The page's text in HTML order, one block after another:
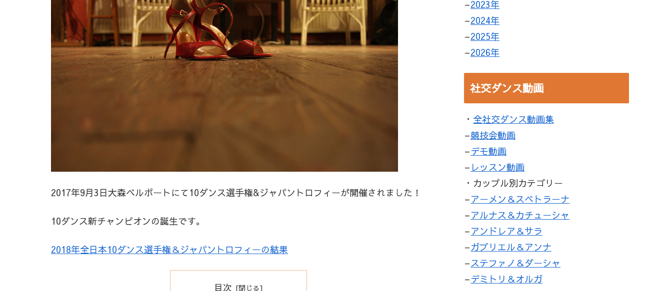
2017年9月3日大森ベルポートにて10ダンス選手権&ジャパントロフィーが開催されました！
10ダンス新チャンピオンの誕生です。
2018年全日本10ダンス選手権＆ジャパントロフィーの結果
目次
–2023年
–2024年
–2025年
–2026年
社交ダンス動画
・ 全社交ダンス動画集
–競技会動画
–デモ動画
– レッスン動画
・カップル別カテゴリー
–アーメン＆スベトラーナ
–アルナス＆カチューシャ
–アンドレア＆サラ
–ガブリエル＆アンナ
–ステファノ＆ダーシャ
–デミトリ＆オルガ